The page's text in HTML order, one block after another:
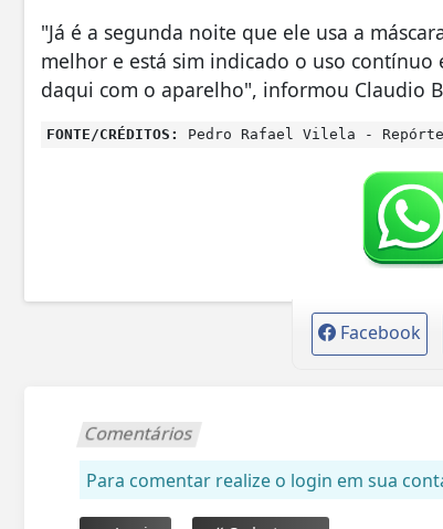
"Já é a segunda noite que ele usa a
melhor e está sim indicado o uso
daqui com o aparelho", informou Claudio
FONTE/CRÉDITOS: Pedro Rafael Vilela -
Facebook
Comentários
Para comentar realize o login em sua